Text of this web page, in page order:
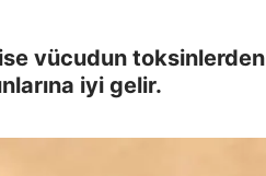
ise vücudun toksinlerden
iyi gelir.